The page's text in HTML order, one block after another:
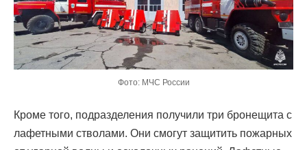
Фото: МЧС России
Кроме того, подразделения получили три бронещита с
лафетными стволами. Они смогут защитить пожарных